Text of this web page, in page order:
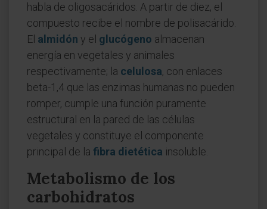
habla de oligosacáridos. A partir de diez, el
compuesto recibe el nombre de polisacárido.
El almidón y el glucógeno almacenan
energía en vegetales y animales
respectivamente; la celulosa, con enlaces
beta-1,4 que las enzimas humanas no pueden
romper, cumple una función puramente
estructural en la pared de las células
vegetales y constituye el componente
principal de la fibra dietética insoluble.
Metabolismo de los
carbohidratos